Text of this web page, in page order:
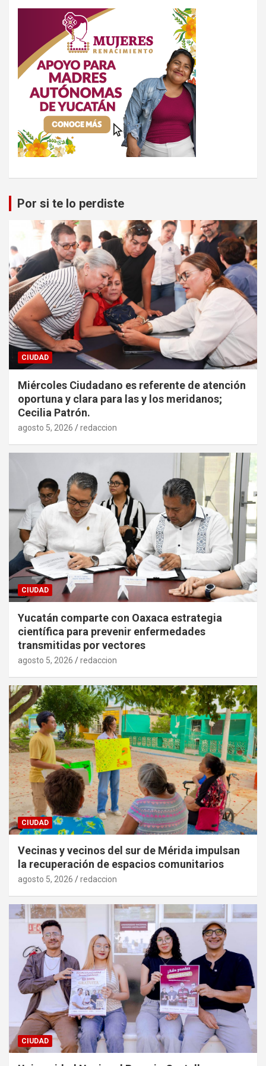
Por si te lo perdiste
CIUDAD
Miércoles Ciudadano es referente de atención
oportuna y clara para las y los meridanos;
Cecilia Patrón.
agosto 5, 2026 redaccion
CIUDAD
Yucatán comparte con Oaxaca estrategia
científica para prevenir enfermedades
transmitidas por vectores
agosto 5, 2026 redaccion
CIUDAD
Vecinas y vecinos del sur de Mérida impulsan
la recuperación de espacios comunitarios
agosto 5, 2026 redaccion
CIUDAD